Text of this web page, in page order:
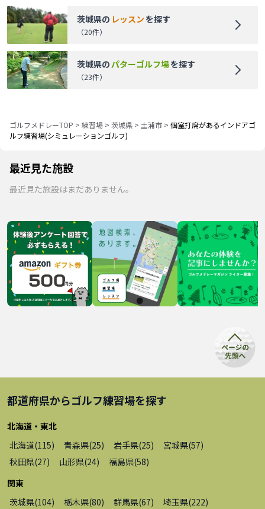
茨城県の レッスンを探す
（20件）
茨城県のパターゴルフ場を探す
（23件）
ゴルフメドレーTOP > 練習場 > 茨城県 > 土浦市 > 個室打席があるインドアゴ
ルフ練習場(シミュレーションゴルフ)
最近見た施設
最近見た施設はまだありません。
都道府県からゴルフ練習場を探す
北海道・東北
北海道(115) 青森県(25) 岩手県(25) 宮城県(57)
秋田県(27) 山形県(24) 福島県(58)
関東
茨城県(104) 栃木県(80) 群馬県(67) 埼玉県(222)